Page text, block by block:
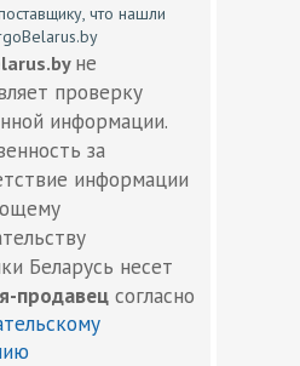
что нашли
не
проверку
информации.
за
информации
Беларусь несет
продавец согласно